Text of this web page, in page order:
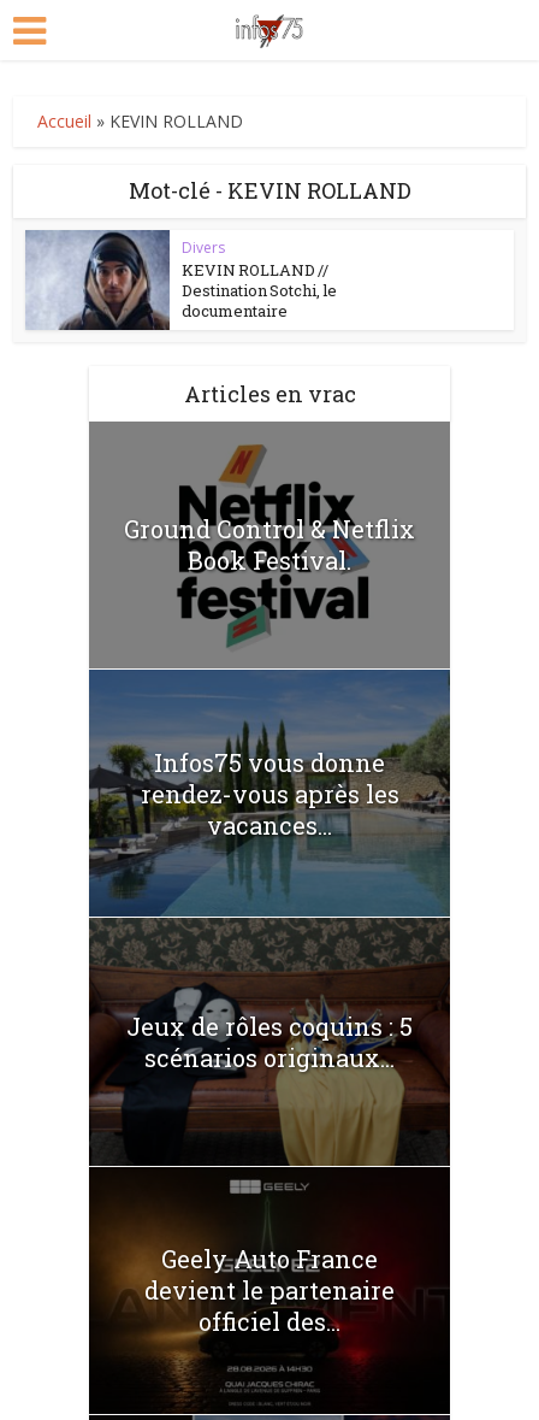
Accueil » KEVIN ROLLAND
Mot-clé - KEVIN ROLLAND
Divers
KEVIN ROLLAND //
Destination Sotchi, le
documentaire
Articles en vrac
Ground Control & Netflix
Book Festival.
Infos75 vous donne
rendez-vous après les
vacances...
Jeux de rôles coquins : 5
scénarios originaux...
Geely Auto France
devient le partenaire
officiel des...